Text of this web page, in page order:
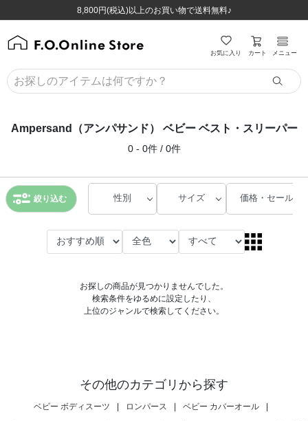
8,800円(税込)以上のお買い物で送料無料♪
ほぼ全品半額！！8/12(水)お昼12:59まで！！
8,800円(税込)以上のお買い物で送料無料♪
ほぼ全品半額！！8/12(水)お昼12:59まで！！
お気に入り カート メニュー
Ampersand（アンパサンド） ベビー ベスト・スリーパー
0 - 0件 / 0件
絞り込む 性別 サイズ 価格・セール
お探しの商品が見つかりませんでした。
検索条件をゆるめに設定したり、
上位のジャンルで検索してください。
その他のカテゴリから探す
ベビー ボディスーツ | ロンパース | ベビー カバーオール |